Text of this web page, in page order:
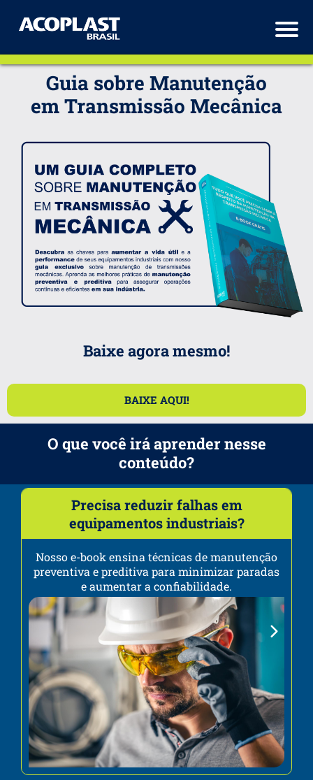
Guia sobre Manutenção
em Transmissão Mecânica
Baixe agora mesmo!
BAIXE AQUI!
O que você irá aprender nesse
conteúdo?
Precisa reduzir falhas em
equipamentos industriais?
Nosso e-book ensina técnicas de manutenção
preventiva e preditiva para minimizar paradas
e aumentar a confiabilidade.